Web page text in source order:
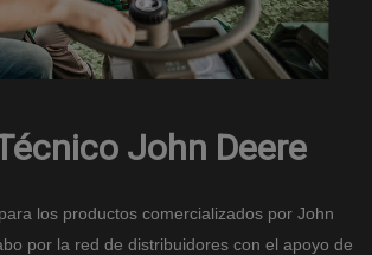
John Deere
los productos comercializados por John
por la red de distribuidores con el apoyo de